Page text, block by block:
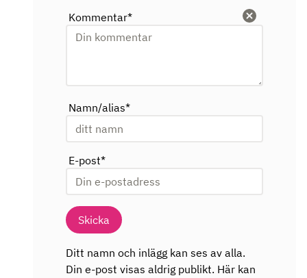
Rensa
Kommentar*
Namn/alias*
E-post*
Skicka
Ditt namn och inlägg kan ses av alla.
Din e-post visas aldrig publikt. Här kan